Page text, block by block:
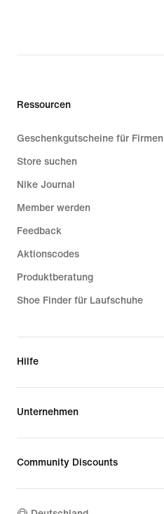
Ressourcen
Geschenkgutscheine für Firmen
Store suchen
Nike Journal
Member werden
Feedback
Aktionscodes
Produktberatung
Shoe Finder für Laufschuhe
Hilfe
Unternehmen
Community Discounts